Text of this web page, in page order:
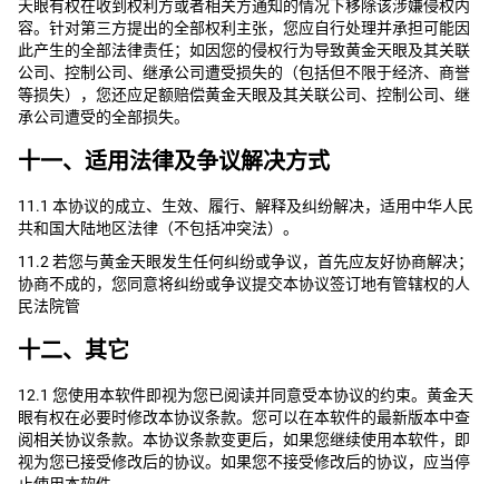
天眼有权在收到权利方或者相关方通知的情况下移除该涉嫌侵权内
容。针对第三方提出的全部权利主张，您应自行处理并承担可能因
此产生的全部法律责任；如因您的侵权行为导致黄金天眼及其关联
公司、控制公司、继承公司遭受损失的（包括但不限于经济、商誉
等损失），您还应足额赔偿黄金天眼及其关联公司、控制公司、继
承公司遭受的全部损失。
十一、适用法律及争议解决方式
11.1 本协议的成立、生效、履行、解释及纠纷解决，适用中华人民
共和国大陆地区法律（不包括冲突法）。
11.2 若您与黄金天眼发生任何纠纷或争议，首先应友好协商解决；
协商不成的，您同意将纠纷或争议提交本协议签订地有管辖权的人
民法院管
十二、其它
12.1 您使用本软件即视为您已阅读并同意受本协议的约束。黄金天
眼有权在必要时修改本协议条款。您可以在本软件的最新版本中查
阅相关协议条款。本协议条款变更后，如果您继续使用本软件，即
视为您已接受修改后的协议。如果您不接受修改后的协议，应当停